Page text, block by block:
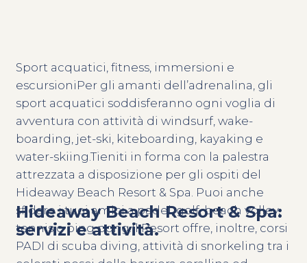
Hideaway Beach Resort & Spa:
servizi e attività.
Sport acquatici, fitness, immersioni e
escursioniPer gli amanti dell’adrenalina, gli
sport acquatici soddisferanno ogni voglia di
avventura con attività di windsurf, wake-
boarding, jet-ski, kiteboarding, kayaking e
water-skiing.Tieniti in forma con la palestra
attrezzata a disposizione per gli ospiti del
Hideaway Beach Resort & Spa. Puoi anche
sfidare i tuoi amici a padel, golf, beach volley,
tennis o ping pong.Il Resort offre, inoltre, corsi
PADI di scuba diving, attività di snorkeling tra i